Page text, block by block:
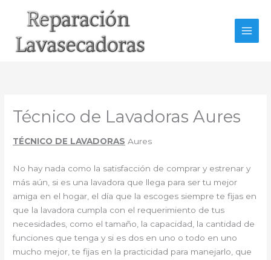
Técnico de Lavadoras Aures
TÉCNICO DE LAVADORAS Aures
No hay nada como la satisfacción de comprar y estrenar y
más aún, si es una lavadora que llega para ser tu mejor
amiga en el hogar, el día que la escoges siempre te fijas en
que la lavadora cumpla con el requerimiento de tus
necesidades, como el tamaño, la capacidad, la cantidad de
funciones que tenga y si es dos en uno o todo en uno
mucho mejor, te fijas en la practicidad para manejarlo, que